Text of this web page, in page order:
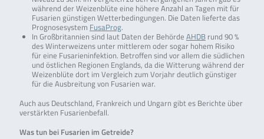
während der Weizenblüte eine höhere Anzahl an Tagen mit für
Fusarien günstigen Wetterbedingungen. Die Daten lieferte das
Prognosesystem FusaProg.
In Großbritannien sind laut Daten der Behörde AHDBrund 90 %
des Winterweizens unter mittlerem oder sogar hohem Risiko
für eine Fusarieninfektion. Betroffen sind vor allem die südlichen
und östlichen Regionen Englands, da die Witterung während der
Weizenblüte dort im Vergleich zum Vorjahr deutlich günstiger
für die Ausbreitung von Fusarien war.
Auch aus Deutschland, Frankreich und Ungarn gibt es Berichte über
verstärkten Fusarienbefall.
Was tun bei Fusarien im Getreide?